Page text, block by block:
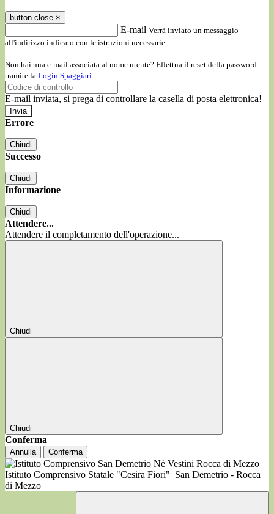
button close ×
E-mail Verrà inviato un messaggio
all'indirizzo indicato con le istruzioni necessarie.
Non hai una e-mail associata al nome utente? Effettua il reset della password
tramite la Login Spaggiari
E-mail inviata, si prega di controllare la casella di posta elettronica!
Errore
Chiudi
Successo
Chiudi
Informazione
Chiudi
Attendere...
Attendere il completamento dell'operazione...
Chiudi
Chiudi
Conferma
Annulla Conferma
Istituto Comprensivo Statale "Cesira Fiori" San Demetrio - Rocca
di Mezzo